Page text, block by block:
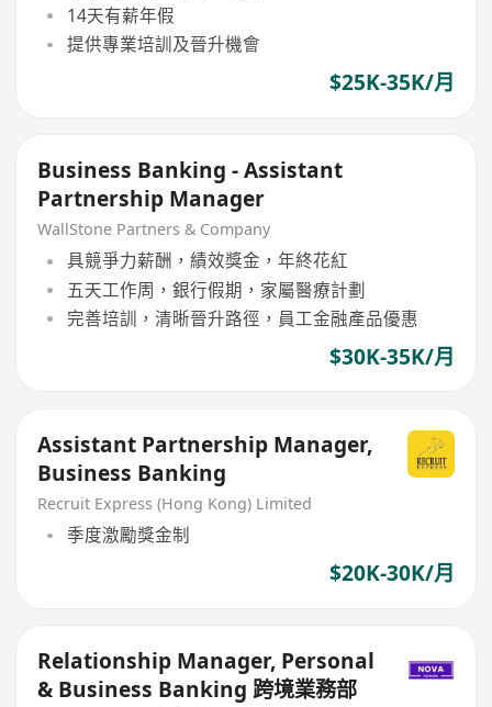
14天有薪年假
提供專業培訓及晉升機會
$25K-35K/月
Business Banking - Assistant
Partnership Manager
WallStone Partners & Company
具競爭力薪酬，績效獎金，年終花紅
五天工作周，銀行假期，家屬醫療計劃
完善培訓，清晰晉升路徑，員工金融產品優惠
$30K-35K/月
Assistant Partnership Manager,
Business Banking
Recruit Express (Hong Kong) Limited
季度激勵獎金制
$20K-30K/月
Relationship Manager, Personal
& Business Banking 跨境業務部